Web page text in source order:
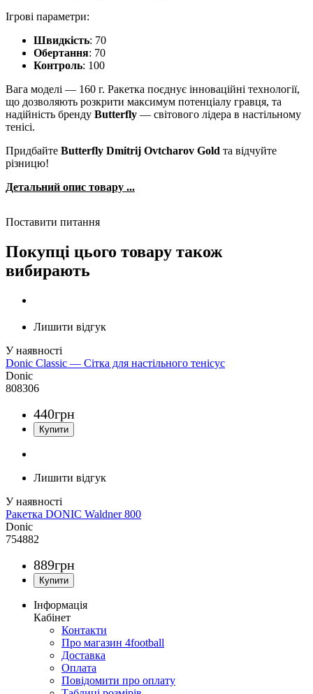
Ігрові параметри:
Швидкість: 70
Обертання: 70
Контроль: 100
Вага моделі — 160 г. Ракетка поєднує інноваційні технології,
що дозволяють розкрити максимум потенціалу гравця, та
надійність бренду Butterfly — світового лідера в настільному
тенісі.
Придбайте Butterfly Dmitrij Ovtcharov Gold та відчуйте
різницю!
Детальний опис товару ...
Поставити питання
Покупці цього товару також
вибирають
Лишити відгук
Donic Classic — Сітка для настільного тенісуc
Donic
808306
440грн
Лишити відгук
Ракетка DONIC Waldner 800
Donic
754882
889грн
Інформація
Кабінет
Контакти
Про магазин 4football
Доставка
Оплата
Повідомити про оплату